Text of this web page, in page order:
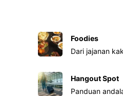
Foodies
Dari jajanan
Hangout Spot
Panduan